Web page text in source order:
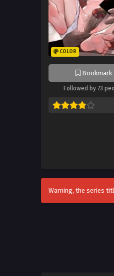
COLOR
Bookmark
Followed by 73
Warning, the series